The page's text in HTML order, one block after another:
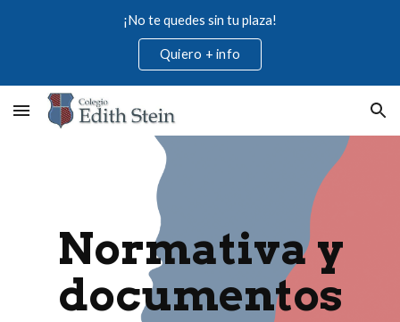
Skip to main content
¡No te quedes sin tu plaza!
Quiero + info
Normativa y
documentos